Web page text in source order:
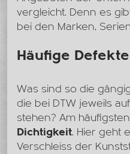
vergleicht. Denn es
bei den Marken,
Häufige Defekte
Was sind so die
die bei DTW jeweils
stehen? Am
Dichtigkeit. Hier geht
Verschleiss der